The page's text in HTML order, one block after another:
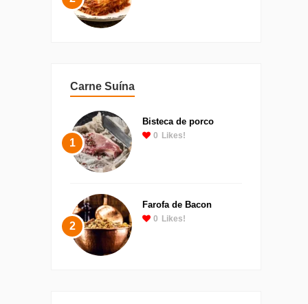
Carne Suína
1
Bisteca de porco
0 Likes!
2
Farofa de Bacon
0 Likes!